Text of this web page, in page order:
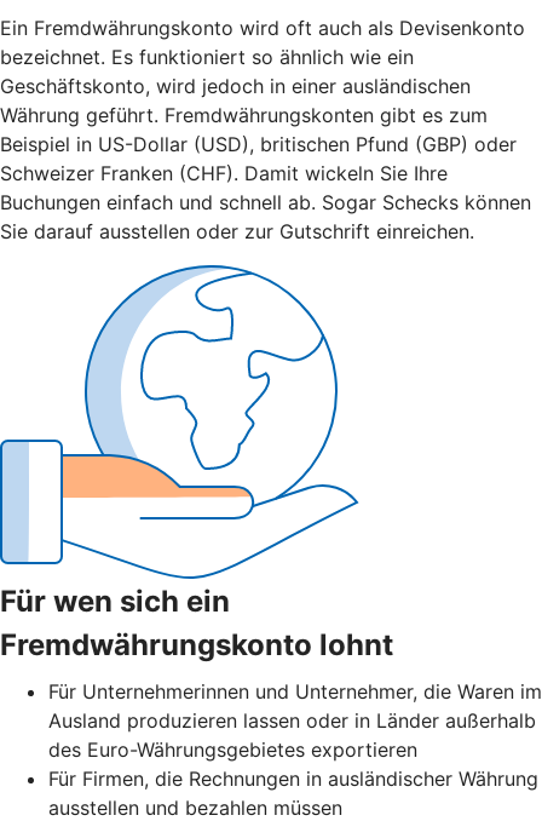
Ein Fremdwährungskonto wird oft auch als Devisenkonto
bezeichnet. Es funktioniert so ähnlich wie ein
Geschäftskonto, wird jedoch in einer ausländischen
Währung geführt. Fremdwährungskonten gibt es zum
Beispiel in US-Dollar (USD), britischen Pfund (GBP) oder
Schweizer Franken (CHF). Damit wickeln Sie Ihre
Buchungen einfach und schnell ab. Sogar Schecks können
Sie darauf ausstellen oder zur Gutschrift einreichen.
Für wen sich ein
Fremdwährungskonto lohnt
Für Unternehmerinnen und Unternehmer, die Waren im
Ausland produzieren lassen oder in Länder außerhalb
des Euro-Währungsgebietes exportieren
Für Firmen, die Rechnungen in ausländischer Währung
ausstellen und bezahlen müssen